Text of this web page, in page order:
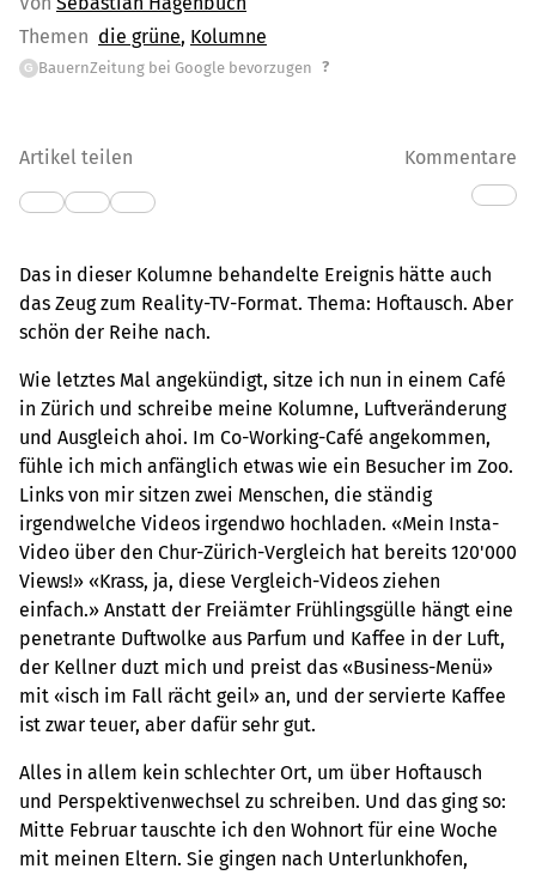
Themen die grüne Kolumne
G BauernZeitung bei Google bevorzugen ?
Artikel teilen Kommentare
Das in dieser Kolumne behandelte Ereignis hätte auch
das Zeug zum Reality-TV-Format. Thema: Hoftausch. Aber
schön der Reihe nach.
Wie letztes Mal angekündigt, sitze ich nun in einem Café
in Zürich und schreibe meine Kolumne, Luftveränderung
und Ausgleich ahoi. Im Co-Working-Café angekommen,
fühle ich mich anfänglich etwas wie ein Besucher im Zoo.
Links von mir sitzen zwei Menschen, die ständig
irgendwelche Videos irgendwo hochladen. «Mein Insta-
Video über den Chur-Zürich-Vergleich hat bereits 120'000
Views!» «Krass, ja, diese Vergleich-Videos ziehen
einfach.» Anstatt der Freiämter Frühlingsgülle hängt eine
penetrante Duftwolke aus Parfum und Kaffee in der Luft,
der Kellner duzt mich und preist das «Business-Menü»
mit «isch im Fall rächt geil» an, und der servierte Kaffee
ist zwar teuer, aber dafür sehr gut.
Alles in allem kein schlechter Ort, um über Hoftausch
und Perspektivenwechsel zu schreiben. Und das ging so:
Mitte Februar tauschte ich den Wohnort für eine Woche
mit meinen Eltern. Sie gingen nach Unterlunkhofen,